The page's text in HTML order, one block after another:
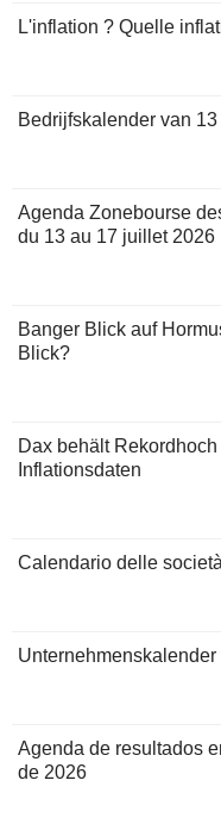
L'inflation ? Quelle
Bedrijfskalender van
Agenda Zonebourse
du 13 au 17 juillet 2026
Banger Blick auf
Blick?
Dax behält
Inflationsdaten
Calendario delle
Agenda de resultados
de 2026